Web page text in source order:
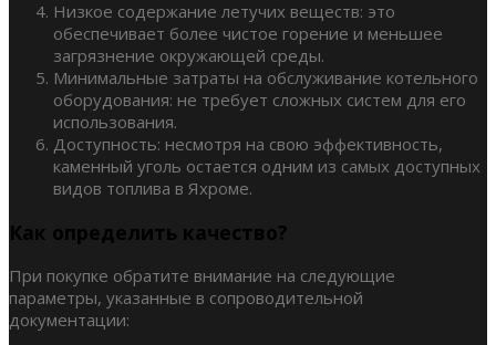
Низкое содержание летучих веществ: это
обеспечивает более чистое горение и меньшее
загрязнение окружающей среды.
Минимальные затраты на обслуживание котельного
оборудования: не требует сложных систем для его
использования.
Доступность: несмотря на свою эффективность,
каменный уголь остается одним из самых доступных
видов топлива в Яхроме.
Как определить качество?
При покупке обратите внимание на следующие
параметры, указанные в сопроводительной
документации: